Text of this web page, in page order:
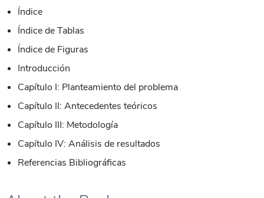
Índice
Índice de Tablas
Índice de Figuras
Introducción
Capítulo I: Planteamiento del problema
Capítulo II: Antecedentes teóricos
Capítulo III: Metodología
Capítulo IV: Análisis de resultados
Referencias Bibliográficas